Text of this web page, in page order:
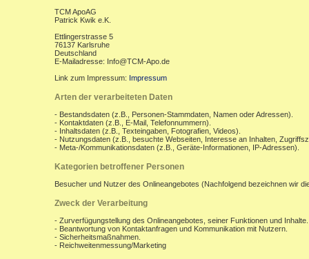
TCM ApoAG
Patrick Kwik e.K.
Ettlingerstrasse 5
76137 Karlsruhe
Deutschland
E-Mailadresse: Info@TCM-Apo.de
Link zum Impressum: Impressum
Arten der verarbeiteten Daten
- Bestandsdaten (z.B., Personen-Stammdaten, Namen oder Adressen).
- Kontaktdaten (z.B., E-Mail, Telefonnummern).
- Inhaltsdaten (z.B., Texteingaben, Fotografien, Videos).
- Nutzungsdaten (z.B., besuchte Webseiten, Interesse an Inhalten,
- Meta-/Kommunikationsdaten (z.B., Geräte-Informationen, IP-Adressen).
Kategorien betroffener Personen
Besucher und Nutzer des Onlineangebotes (Nachfolgend bezeichnen wir
Zweck der Verarbeitung
- Zurverfügungstellung des Onlineangebotes, seiner Funktionen und Inhalte.
- Beantwortung von Kontaktanfragen und Kommunikation mit Nutzern.
- Sicherheitsmaßnahmen.
- Reichweitenmessung/Marketing